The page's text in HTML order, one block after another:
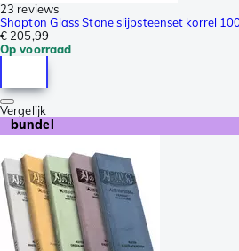
23 reviews
Shapton Glass Stone slijpsteenset korrel
€ 205,99
Op voorraad
Vergelijk
bundel